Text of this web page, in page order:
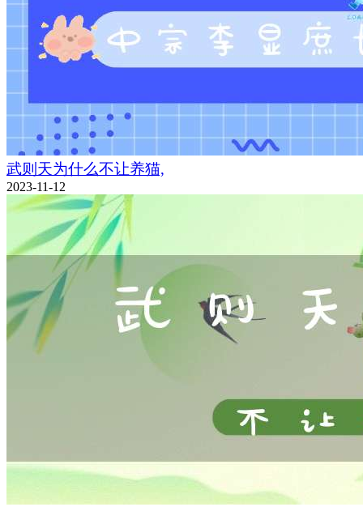
武则天为什么不让养猫,
2023-11-12